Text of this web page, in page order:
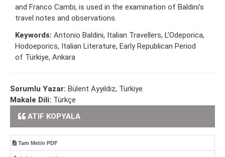
and Franco Cambi, is used in the examination of Baldini’s
travel notes and observations.
Keywords: Antonio Baldini, Italian Travellers, L’Odeporica,
Hodoeporics, Italian Literature, Early Republican Period
of Türkiye, Ankara
Sorumlu Yazar: Bülent Ayyıldız, Türkiye
Makale Dili: Türkçe
ATIF KOPYALA
Tam Metin PDF